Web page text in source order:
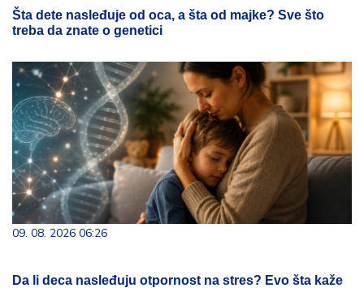
Šta dete nasleđuje od oca, a šta od majke? Sve što
treba da znate o genetici
09. 08. 2026 06:26
Da li deca nasleđuju otpornost na stres? Evo šta kaže